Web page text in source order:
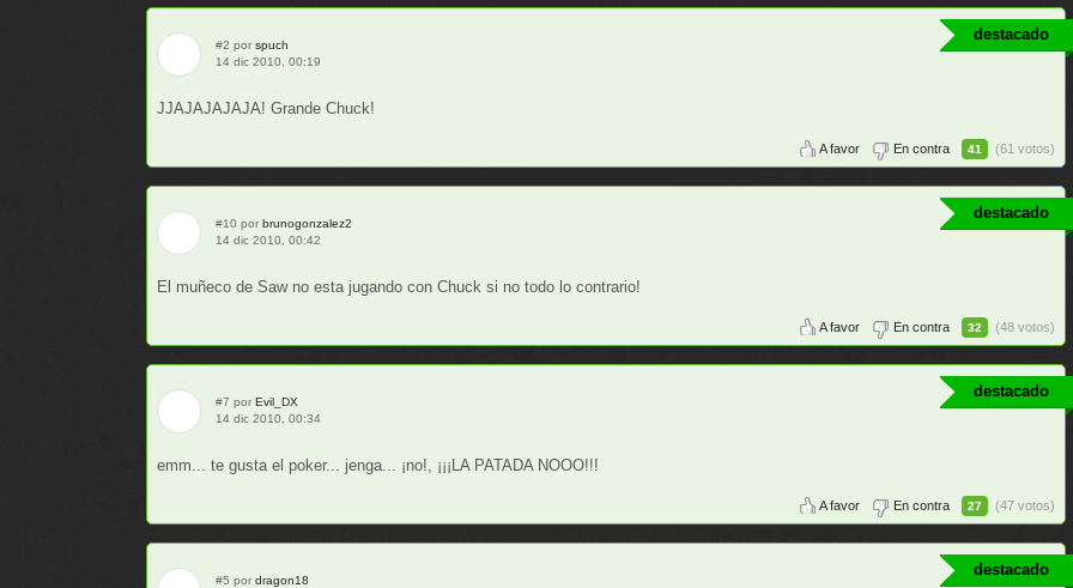
destacado
#2 por spuch
14 dic 2010, 00:19
JJAJAJAJAJA! Grande Chuck!
A favor En contra 41 (61 votos)
destacado
#10 por brunogonzalez2
14 dic 2010, 00:42
El muñeco de Saw no esta jugando con Chuck si no todo lo contrario!
A favor En contra 32 (48 votos)
destacado
#7 por Evil_DX
14 dic 2010, 00:34
emm... te gusta el poker... jenga... ¡no!, ¡¡¡LA PATADA NOOO!!!
A favor En contra 27 (47 votos)
destacado
#5 por dragon18